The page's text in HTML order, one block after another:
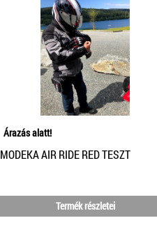
Árazás alatt!
MODEKA AIR RIDE RED TESZT
Termék részletei